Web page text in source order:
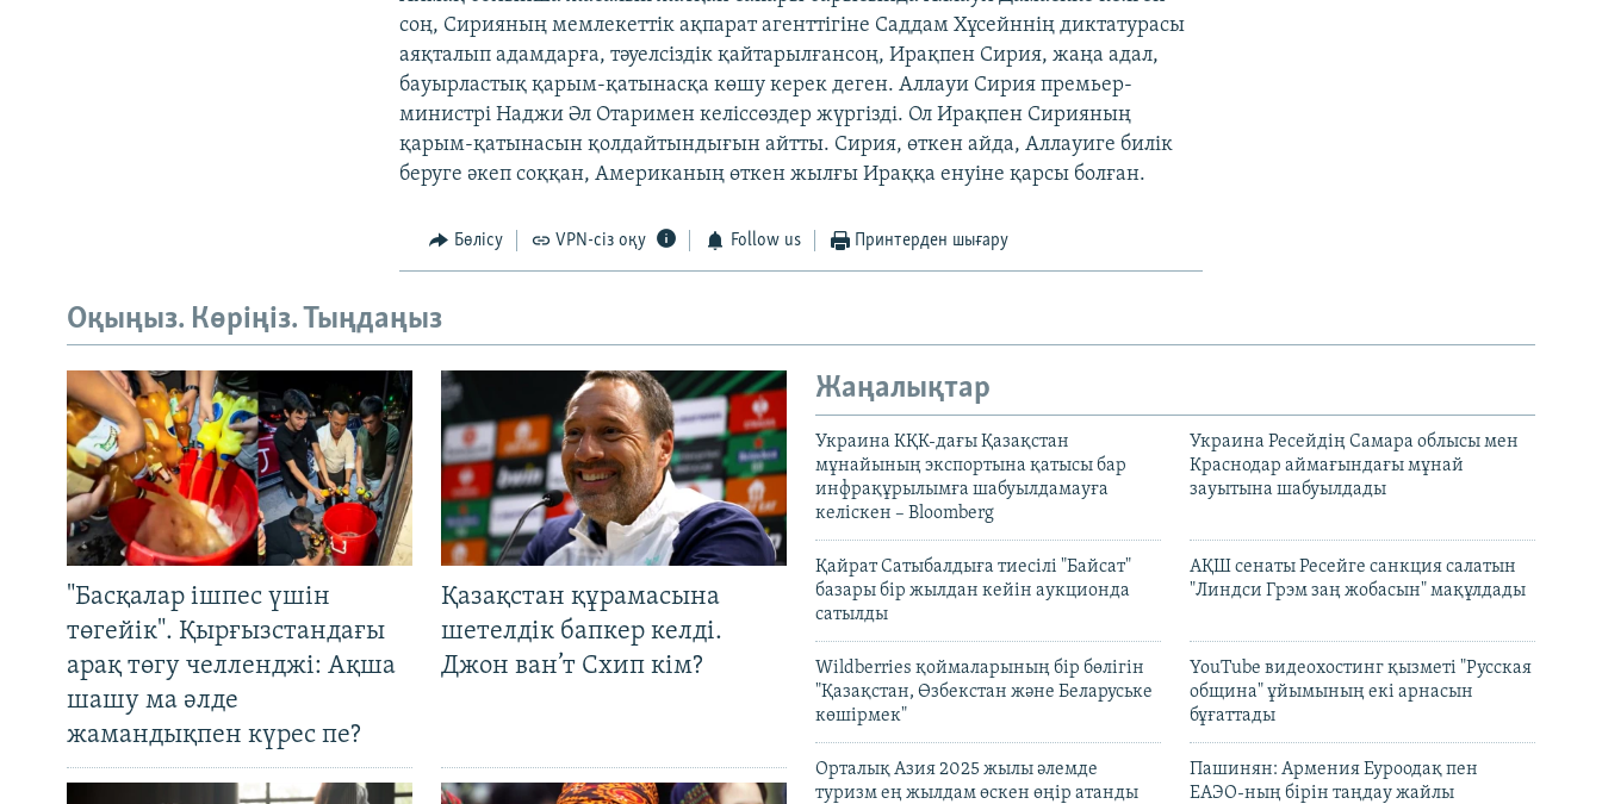
соң, Сирияның мемлекеттік ақпарат агенттігіне Саддам Хұсейннің диктатурасы
аяқталып адамдарға, тәуелсіздік қайтарылғансоң, Ирақпен Сирия, жаңа адал,
бауырластық қарым-қатынасқа көшу керек деген. Аллауи Сирия премьер-
министрі Наджи Әл Отаримен келіссөздер жүргізді. Ол Ирақпен Сирияның
қарым-қатынасын қолдайтындығын айтты. Сирия, өткен айда, Аллауиге билік
беруге әкеп соққан, Американың өткен жылғы Ираққа енуіне қарсы болған.
Бөлісу VPN-сіз оқу Follow us Принтерден шығару
Оқыңыз. Көріңіз. Тыңдаңыз
"Басқалар ішпес үшін
төгейік". Қырғызстандағы
арақ төгу челленджі: Ақша
шашу ма әлде
жамандықпен күрес пе?
Қазақстан құрамасына
шетелдік бапкер келді.
Джон ван’т Схип кім?
Жаңалықтар
Украина КҚК-дағы Қазақстан
мұнайының экспортына қатысы бар
инфрақұрылымға шабуылдамауға
келіскен – Bloomberg
Украина Ресейдің Самара облысы мен
Краснодар аймағындағы мұнай
зауытына шабуылдады
Қайрат Сатыбалдыға тиесілі "Байсат"
базары бір жылдан кейін аукционда
сатылды
АҚШ сенаты Ресейге санкция салатын
"Линдси Грэм заң жобасын" мақұлдады
Wildberries қоймаларының бір бөлігін
"Қазақстан, Өзбекстан және Беларуське
көшірмек"
YouTube видеохостинг қызметі "Русская
община" ұйымының екі арнасын
бұғаттады
Орталық Азия 2025 жылы әлемде
туризм ең жылдам өскен өңір атанды
Пашинян: Армения Еуроодақ пен
ЕАЭО-ның бірін таңдау жайлы